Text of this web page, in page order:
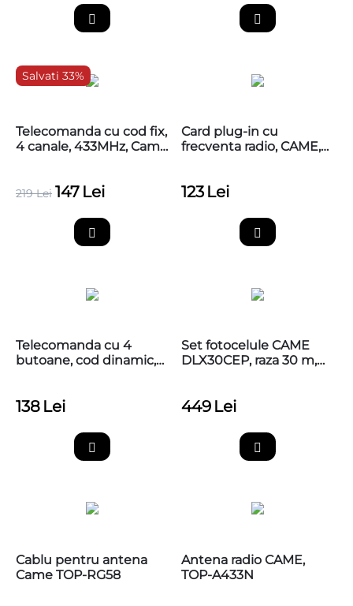
Salvati 33%
Telecomanda cu cod fix,
4 canale, 433MHz, Came
219 Lei 147 Lei
Card plug-in cu
frecventa radio, CAME,
123 Lei
Telecomanda cu 4
butoane, cod dinamic,
138 Lei
Set fotocelule CAME
DLX30CEP, raza 30 m,
449 Lei
Cablu pentru antena
Came TOP-RG58
Antena radio CAME,
TOP-A433N